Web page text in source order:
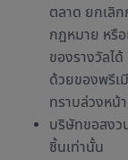
ตลาด ยกเลิ
กฎหมาย หรือ
ของรางวัลไ
ด้วยของพรีเ
ทราบล่วงหน้า
บริษัทขอสงว
ชิ้นเท่านั้น